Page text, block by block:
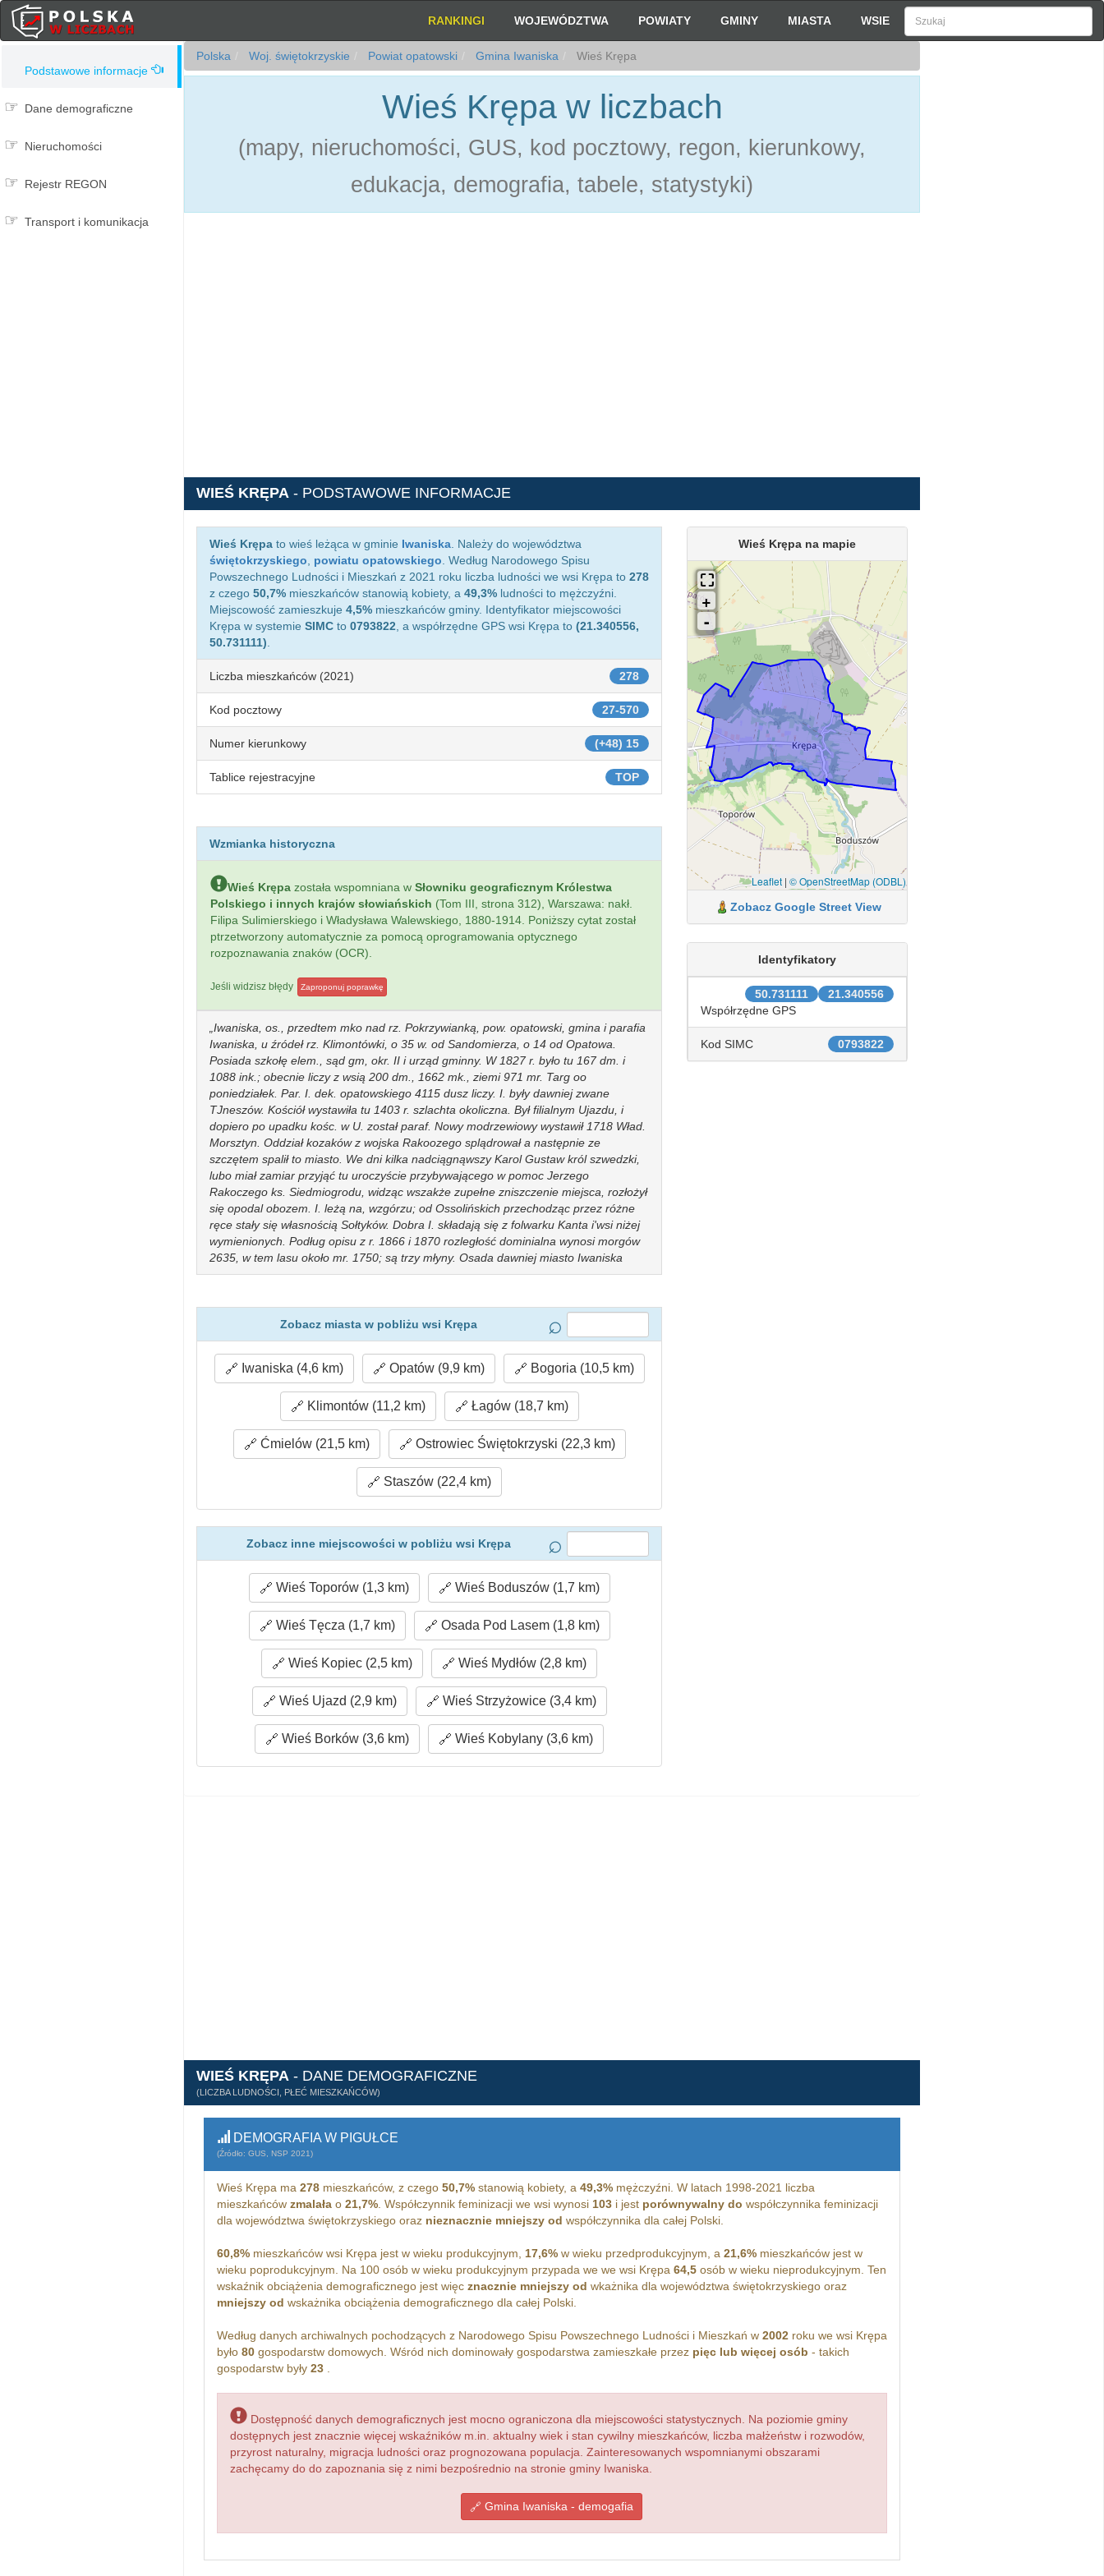
RANKINGI WOJEWÓDZTWA POWIATY GMINY MIASTA WSIE
Podstawowe informacje
Dane demograficzne
Nieruchomości
Rejestr REGON
Transport i komunikacja
Polska Woj. świętokrzyskie Powiat opatowski Gmina Iwaniska Wieś Krępa
Wieś Krępa w liczbach
(mapy, nieruchomości, GUS, kod pocztowy, regon, kierunkowy,
edukacja, demografia, tabele, statystyki)
WIEŚ KRĘPA - PODSTAWOWE INFORMACJE
Wieś Krępa to wieś leżąca w gminie Iwaniska . Należy do województwa
świętokrzyskiego
powiatu opatowskiego . Według Narodowego Spisu
Powszechnego Ludności i Mieszkań z 2021 roku liczba ludności we wsi Krępa to 278
z czego 50,7% mieszkańców stanowią kobiety, a 49,3% ludności to mężczyźni.
Miejscowość zamieszkuje 4,5% mieszkańców gminy. Identyfikator miejscowości
Krępa w systemie SIMC to 0793822 , a współrzędne GPS wsi Krępa to (21.340556,
50.731111)
278
Liczba mieszkańców (2021)
27-570
Kod pocztowy
(+48) 15
Numer kierunkowy
TOP
Tablice rejestracyjne
Wzmianka historyczna
Wieś Krępa została wspomniana w Słowniku geograficznym Królestwa
Polskiego i innych krajów słowiańskich (Tom III, strona 312), Warszawa: nakł.
Filipa Sulimierskiego i Władysława Walewskiego, 1880-1914. Poniższy cytat został
ptrzetworzony automatycznie za pomocą oprogramowania optycznego
rozpoznawania znaków (OCR).
Jeśli widzisz błędy Zaproponuj poprawkę
Iwaniska, os., przedtem mko nad rz. Pokrzywianką, pow. opatowski, gmina i parafia
Iwaniska, u źródeł rz. Klimontówki, o 35 w. od Sandomierza, o 14 od Opatowa.
Posiada szkołę elem., sąd gm, okr. II i urząd gminny. W 1827 r. było tu 167 dm. i
1088 ink.; obecnie liczy z wsią 200 dm., 1662 mk., ziemi 971 mr. Targ oo
poniedziałek. Par. I. dek. opatowskiego 4115 dusz liczy. I. były dawniej zwane
TJneszów. Kościół wystawiła tu 1403 r. szlachta okoliczna. Był filialnym Ujazdu, i
dopiero po upadku kośc. w U. został paraf. Nowy modrzewiowy wystawił 1718 Wład.
Morsztyn. Oddział kozaków z wojska Rakoozego splądrował a następnie ze
szczętem spalił to miasto. We dni kilka nadciągnąwszy Karol Gustaw król szwedzki,
lubo miał zamiar przyjąć tu uroczyście przybywającego w pomoc Jerzego
Rakoczego ks. Siedmiogrodu, widząc wszakże zupełne zniszczenie miejsca, rozłożył
się opodal obozem. I. leżą na, wzgórzu; od Ossolińskich przechodząc przez różne
ręce stały się własnością Sołtyków. Dobra I. składają się z folwarku Kanta i'wsi niżej
wymienionych. Podług opisu z r. 1866 i 1870 rozległość dominialna wynosi morgów
2635, w tem lasu około mr. 1750; są trzy młyny. Osada dawniej miasto Iwaniska
osad 230, z gruntem m. 938; wieś Chalijszka osad 6, z gruntem mr. 70; wś Zabłooie
Dolua osad 26, z gruntem mr. 236; w$ Sobiekurów osad 28, z gruntem mr. 59; wś
Zaldów osad 11, z gruntem mr. 140; wś Krępa Zabłocka osact 9, z gruntem mr. 89;
wjsf Boduszów osad 16, z gruntem mr. 403. Gmina I. należy do sądu gm. okr. II,
liczy 4585 mk., rozl. 10, 250 mr., w tem ziemi dwor. 6, 447; zakłady pzzemysłowe:
browar, 10 młynów, olejarnia, tartak, trzy garbarnie. W skład gm, wchodzą;
Boduszów, Borków, Brzeziny, Chalitóka, Chrusty, Garbowleo, Iwaniska, Jasiek,
Kamieniec, Krępa nowa, Krępa stara, Kopiec, Markowszczyzna, Mydłów, Mydłowieo,
Planta, Płaszczyzna, Przepiórów, Radwan, Sobiekurów, Tęcza, Toporów, TTjwd,
Zabłooie i Zaldów. Br, Ok
Zobacz miasta w pobliżu wsi Krępa
Iwaniska (4,6 km) Opatów (9,9 km) Bogoria (10,5 km)
Klimontów (11,2 km) Łagów (18,7 km)
Ćmielów (21,5 km) Ostrowiec Świętokrzyski (22,3 km)
Staszów (22,4 km)
Zobacz inne miejscowości w pobliżu wsi Krępa
Wieś Toporów (1,3 km) Wieś Boduszów (1,7 km)
Wieś Tęcza (1,7 km) Osada Pod Lasem (1,8 km)
Wieś Kopiec (2,5 km) Wieś Mydłów (2,8 km)
Wieś Ujazd (2,9 km) Wieś Strzyżowice (3,4 km)
Wieś Borków (3,6 km) Wieś Kobylany (3,6 km)
Wieś Krępa na mapie
Leaflet| © OpenStreetMap (ODBL)
Zobacz Google Street View
Identyfikatory
21.340556
50.731111
Współrzędne GPS
0793822
Kod SIMC
WIEŚ KRĘPA - DANE DEMOGRAFICZNE
(LICZBA LUDNOŚCI, PŁEĆ MIESZKAŃCÓW)
DEMOGRAFIA W PIGUŁCE
(Źródło: GUS, NSP 2021)
Wieś Krępa ma 278mieszkańców, z czego 50,7%stanowią kobiety, a 49,3%mężczyźni. W latach 1998-2021 liczba
mieszkańców zmalałao 21,7%. Współczynnik feminizacji we wsi wynosi 103i jest porównywalny do współczynnika feminizacji
dla województwa świętokrzyskiego oraz nieznacznie mniejszy od współczynnika dla całej Polski.
60,8%mieszkańców wsi Krępa jest w wieku produkcyjnym, 17,6%w wieku przedprodukcyjnym, a 21,6%mieszkańców jest w
wieku poprodukcyjnym. Na 100 osób w wieku produkcyjnym przypada we we wsi Krępa 64,5osób w wieku nieprodukcyjnym. Ten
wskaźnik obciążenia demograficznego jest więc znacznie mniejszy od wkażnika dla województwa świętokrzyskiego oraz
mniejszy od wskażnika obciążenia demograficznego dla całej Polski.
Według danych archiwalnych pochodzących z Narodowego Spisu Powszechnego Ludności i Mieszkań w 2002roku we wsi Krępa
było 80gospodarstw domowych. Wśród nich dominowały gospodarstwa zamieszkałe przez pięc lub więcej osób - takich
gospodarstw były 23.
Dostępność danych demograficznych jest mocno ograniczona dla miejscowości statystycznych. Na poziomie gminy
dostępnych jest znacznie więcej wskaźników m.in. aktualny wiek i stan cywilny mieszkańców, liczba małżeństw i rozwodów,
przyrost naturalny, migracja ludności oraz prognozowana populacja. Zainteresowanych wspomnianymi obszarami
zachęcamy do do zapoznania się z nimi bezpośrednio na stronie gminy Iwaniska.
Gmina Iwaniska - demogafia